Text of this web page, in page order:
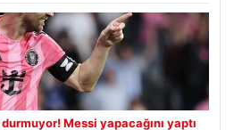
Messi yapacağını yaptı